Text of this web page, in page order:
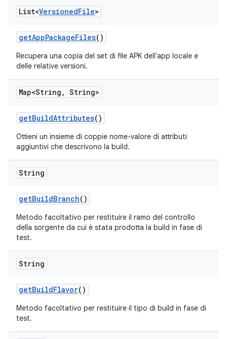
List<VersionedFile>
getAppPackageFiles()
Recupera una copia del set di file APK dell'app locale e
delle relative versioni.
Map<String , String>
getBuildAttributes()
Ottieni un insieme di coppie nome-valore di attributi
aggiuntivi che descrivono la build.
String
getBuildBranch()
Metodo facoltativo per restituire il ramo del controllo
della sorgente da cui è stata prodotta la build in fase di
test.
String
getBuildFlavor()
Metodo facoltativo per restituire il tipo di build in fase di
test.